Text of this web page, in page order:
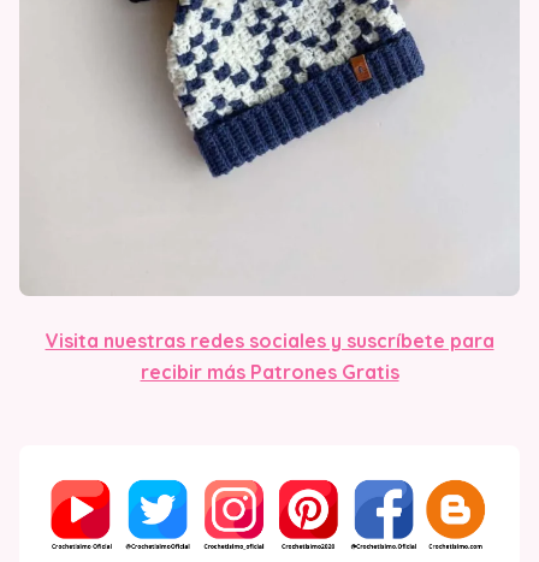
Visita nuestras redes sociales y suscríbete para
recibir más Patrones Gratis